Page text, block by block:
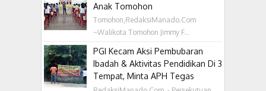
Anak Tomohon
Tomohon,RedaksiManado.Com
~Walikota Tomohon Jimmy F...
PGI Kecam Aksi Pembubaran
Ibadah & Aktivitas Pendidikan Di 3
Tempat, Minta APH Tegas